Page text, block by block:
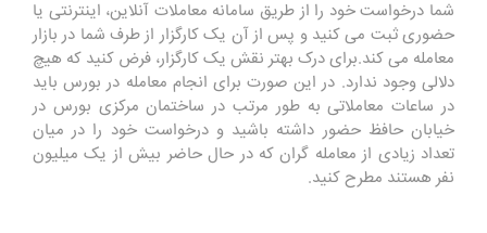
شما درخواست خود را از طریق سامانه معاملات آنلاین، اینترنتی یا
حضوری ثبت می کنید و پس از آن یک کارگزار از طرف شما در بازار
معامله می کند.برای درک بهتر نقش یک کارگزار، فرض کنید که هیچ
دلالی وجود ندارد. در این صورت برای انجام معامله در بورس باید
در ساعات معاملاتی به طور مرتب در ساختمان مرکزی بورس در
خیابان حافظ حضور داشته باشید و درخواست خود را در میان
تعداد زیادی از معامله گران که در حال حاضر بیش از یک میلیون
نفر هستند مطرح کنید.